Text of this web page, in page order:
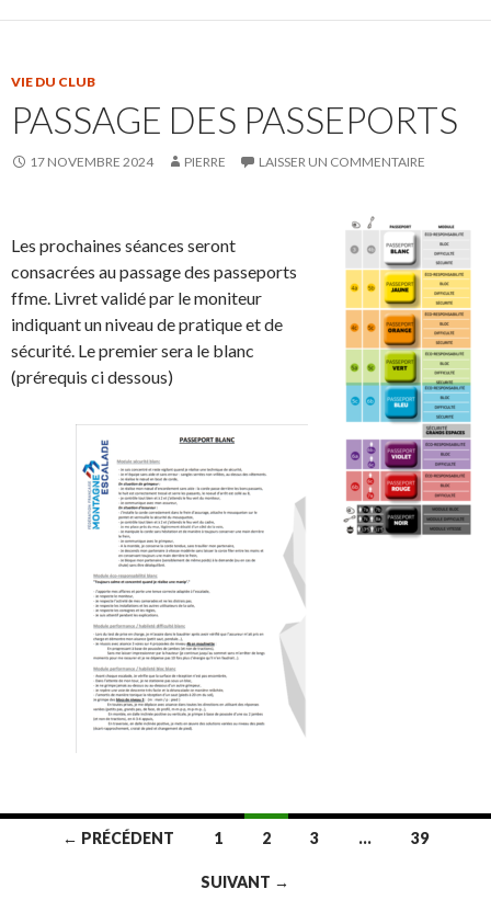
VIE DU CLUB
PASSAGE DES PASSEPORTS
17 NOVEMBRE 2024 PIERRE LAISSER UN COMMENTAIRE
Les prochaines séances seront
consacrées au passage des passeports
ffme. Livret validé par le moniteur
indiquant un niveau de pratique et de
sécurité. Le premier sera le blanc
(prérequis ci dessous)
Navigation au sein des articles
← PRÉCÉDENT 1 2 3 … 39
SUIVANT →